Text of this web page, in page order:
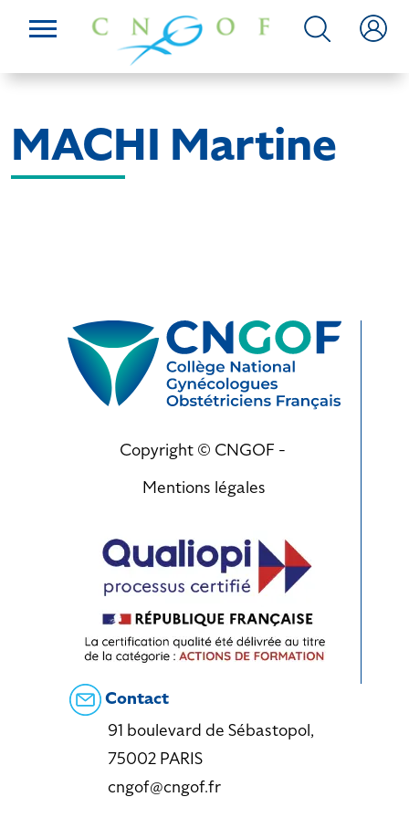
MACHI Martine
Copyright © CNGOF -
Mentions légales
Contact
91 boulevard de Sébastopol,
75002 PARIS
cngof@cngof.fr